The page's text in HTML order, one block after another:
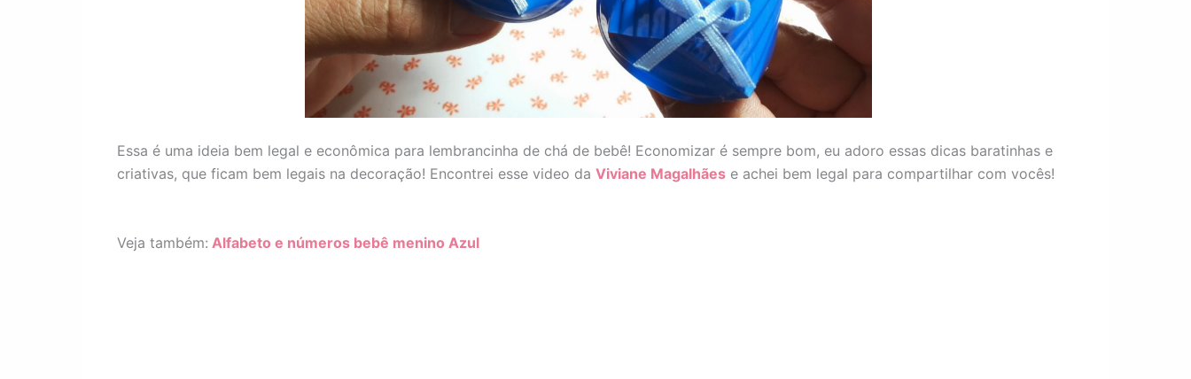
Essa é uma ideia bem legal e econômica para lembrancinha de chá de bebê! Economizar é sempre bom, eu adoro essas dicas baratinhas e
criativas, que ficam bem legais na decoração! Encontrei esse video da Viviane Magalhães e achei bem legal para compartilhar com vocês!
Veja também: Alfabeto e números bebê menino Azul